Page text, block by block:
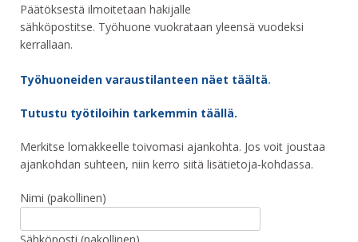
Päätöksestä ilmoitetaan hakijalle
sähköpostitse. Työhuone vuokrataan yleensä vuodeksi
kerrallaan.
Työhuoneiden varaustilanteen näet täältä.
Tutustu työtiloihin tarkemmin täällä.
Merkitse lomakkeelle toivomasi ajankohta. Jos voit joustaa
ajankohdan suhteen, niin kerro siitä lisätietoja-kohdassa.
Nimi (pakollinen)